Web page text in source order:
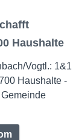
Haushalte
Vogtl.: 1&1
Haushalte -